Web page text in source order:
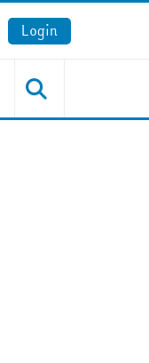
Login